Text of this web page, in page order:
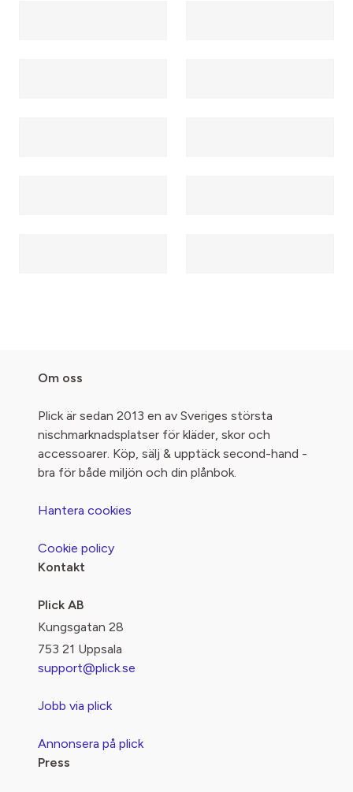
Om oss
Plick är sedan 2013 en av Sveriges största
nischmarknadsplatser för kläder, skor och
accessoarer. Köp, sälj & upptäck second-hand -
bra för både miljön och din plånbok.
Hantera cookies
Cookie policy
Kontakt
Plick AB
Kungsgatan 28
753 21 Uppsala
support@plick.se
Jobb via plick
Annonsera på plick
Press